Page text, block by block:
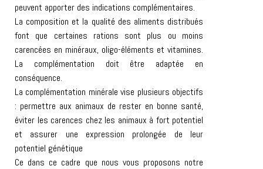
peuvent apporter des indications complémentaires.
La composition et la qualité des aliments distribués
font que certaines rations sont plus ou moins
carencées en minéraux, oligo-éléments et vitamines.
La complémentation doit être adaptée en
conséquence.
La complémentation minérale vise plusieurs objectifs
: permettre aux animaux de rester en bonne santé,
éviter les carences chez les animaux à fort potentiel
et assurer une expression prolongée de leur
potentiel génétique
Ce dans ce cadre que nous vous proposons notre